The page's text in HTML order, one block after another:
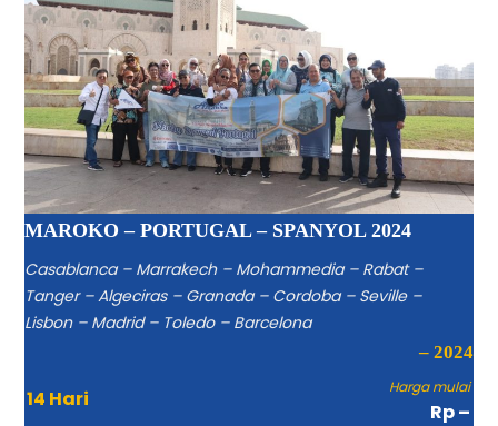
MAROKO – PORTUGAL – SPANYOL 2024
Casablanca – Marrakech – Mohammedia – Rabat –
Tanger – Algeciras – Granada – Cordoba – Seville –
Lisbon – Madrid – Toledo – Barcelona
– 2024
14 Hari Harga mulai
Rp –